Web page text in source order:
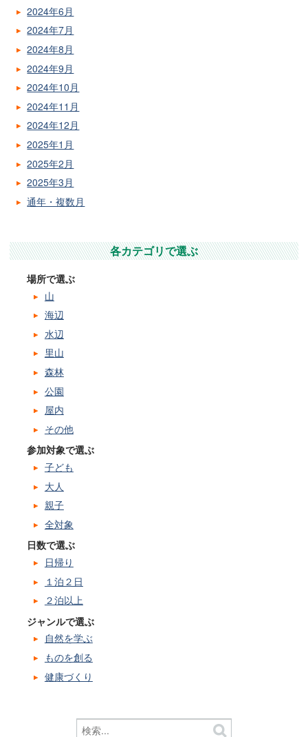
2024年6月
2024年7月
2024年8月
2024年9月
2024年10月
2024年11月
2024年12月
2025年1月
2025年2月
2025年3月
通年・複数月
各カテゴリで選ぶ
場所で選ぶ
山
海辺
水辺
里山
森林
公園
屋内
その他
参加対象で選ぶ
子ども
大人
親子
全対象
日数で選ぶ
日帰り
１泊２日
２泊以上
ジャンルで選ぶ
自然を学ぶ
ものを創る
健康づくり